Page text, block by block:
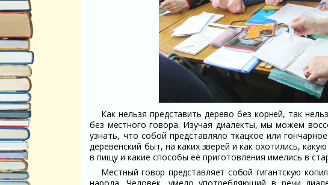
Как нельзя представить дерево без корней, так
без местного говора. Изучая диалекты, мы можем
узнать, что собой представляло ткацкое или
деревенский быт,на каких зверей и как охотились,
в пищу и какие способы её приготовления имелись в
Местный говор представляет собой гигантскую